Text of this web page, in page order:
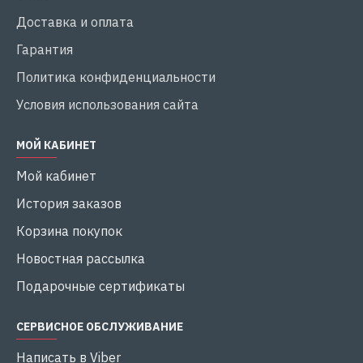
Доставка и оплата
Гарантия
Политика конфиденциальности
Условия использования сайта
МОЙ КАБИНЕТ
Мой кабинет
История заказов
Корзина покупок
Новостная рассылка
Подарочные сертификаты
СЕРВИСНОЕ ОБСЛУЖИВАНИЕ
Написать в Viber